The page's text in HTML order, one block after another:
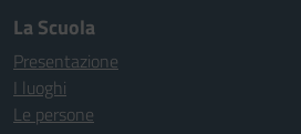
La Scuola
Presentazione
I luoghi
Le persone